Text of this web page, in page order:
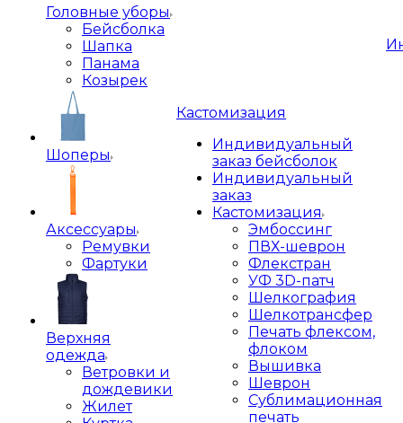
Головные уборы
Бейсболка
Шапка
Панама
Козырек
Шоперы
Аксессуары
Ремувки
Фартуки
Верхняя
одежда
Ветровки и
дождевики
Жилет
Кастомизация
Индивидуальный
заказ бейсболок
Индивидуальный
заказ
Кастомизация
Эмбоссинг
ПВХ-шеврон
Флекстран
УФ 3D-патч
Шелкография
Шелкотрансфер
Печать флексом,
флоком
Вышивка
Шеврон
Сублимационная
печать